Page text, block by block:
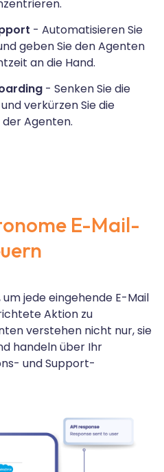
- Automatisieren Sie
geben Sie den Agenten
an die Hand.
- Senken Sie die
verkürzen Sie die
Agenten.
E-Mail-
jede eingehende E-Mail
Aktion zu
verstehen nicht nur, sie
handeln über Ihr
und Support-